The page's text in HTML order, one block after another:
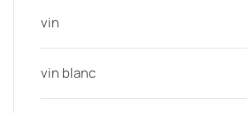
vin
vin blanc